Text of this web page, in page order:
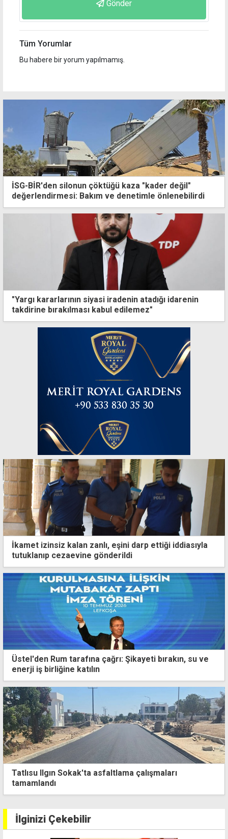
Gönder
Tüm Yorumlar
Bu habere bir yorum yapılmamış.
İSG-BİR'den silonun çöktüğü kaza "kader değil"
değerlendirmesi: Bakım ve denetimle önlenebilirdi
"Yargı kararlarının siyasi iradenin atadığı idarenin
takdirine bırakılması kabul edilemez"
İkamet izinsiz kalan zanlı, eşini darp ettiği iddiasıyla
tutuklanıp cezaevine gönderildi
Üstel'den Rum tarafına çağrı: Şikayeti bırakın, su ve
enerji iş birliğine katılın
Tatlısu Ilgın Sokak'ta asfaltlama çalışmaları
tamamlandı
İlginizi Çekebilir